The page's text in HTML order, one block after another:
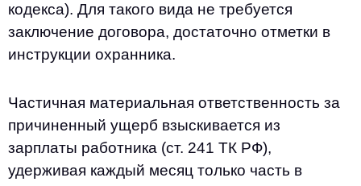
кодекса). Для такого вида не требуется
заключение договора, достаточно отметки в
инструкции охранника.
Частичная материальная ответственность за
причиненный ущерб взыскивается из
зарплаты работника (ст. 241 ТК РФ),
удерживая каждый месяц только часть в